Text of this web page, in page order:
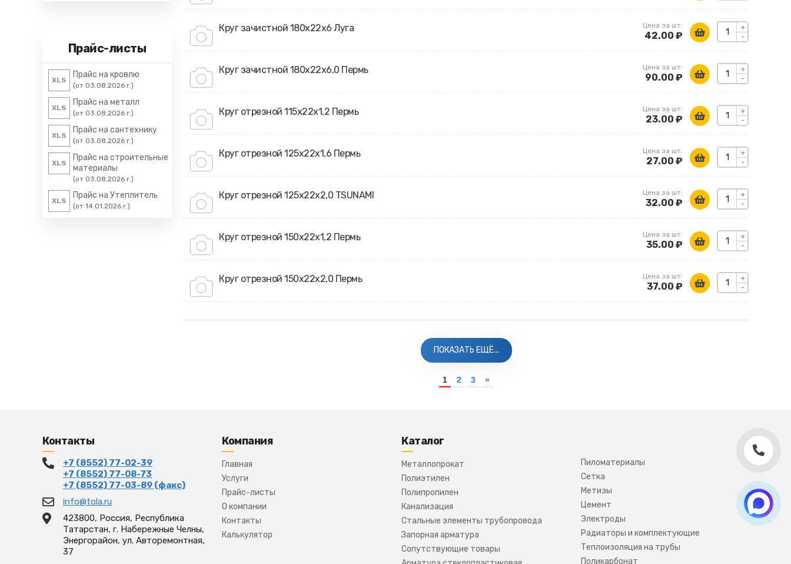
Прайс-листы
XLS
Прайс на кровлю
(от 03.08.2026 г.)
XLS
Прайс на металл
(от 03.08.2026 г.)
XLS
Прайс на сантехнику
(от 03.08.2026 г.)
XLS
Прайс на строительные
материалы
(от 03.08.2026 г.)
XLS
Прайс на Утеплитель
(от 14.01.2026 г.)
Круг зачистной 180х22х6 Луга +
-
Цена за шт:
42.00 ₽
Круг зачистной 180х22х6,0 Пермь +
-
Цена за шт:
90.00 ₽
Круг отрезной 115х22х1,2 Пермь +
-
Цена за шт:
23.00 ₽
Круг отрезной 125х22х1,6 Пермь +
-
Цена за шт:
27.00 ₽
Круг отрезной 125х22х2,0 TSUNAMI +
-
Цена за шт:
32.00 ₽
Круг отрезной 150х22х1,2 Пермь +
-
Цена за шт:
35.00 ₽
Круг отрезной 150х22х2,0 Пермь +
-
Цена за шт:
37.00 ₽
ПОКАЗАТЬ ЕЩЁ...
1 2 3 »
Контакты
+7 (8552) 77-02-39
+7 (8552) 77-08-73
+7 (8552) 77-03-89 (факс)
info@tola.ru
423800, Россия, Республика
Татарстан, г. Набережные Челны,
Энергорайон, ул. Авторемонтная,
37
Компания
Главная
Услуги
Прайс-листы
О компании
Контакты
Калькулятор
Каталог
Металлопрокат
Полиэтилен
Полипропилен
Канализация
Стальные элементы трубопровода
Запорная арматура
Сопутствующие товары
Пиломатериалы
Сетка
Метизы
Цемент
Электроды
Радиаторы и комплектующие
Теплоизоляция на трубы
Поликарбонат